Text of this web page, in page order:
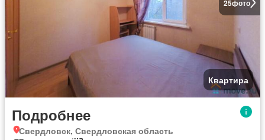
25фото
Квартира
Подробнее
Свердловск, Свердловская область